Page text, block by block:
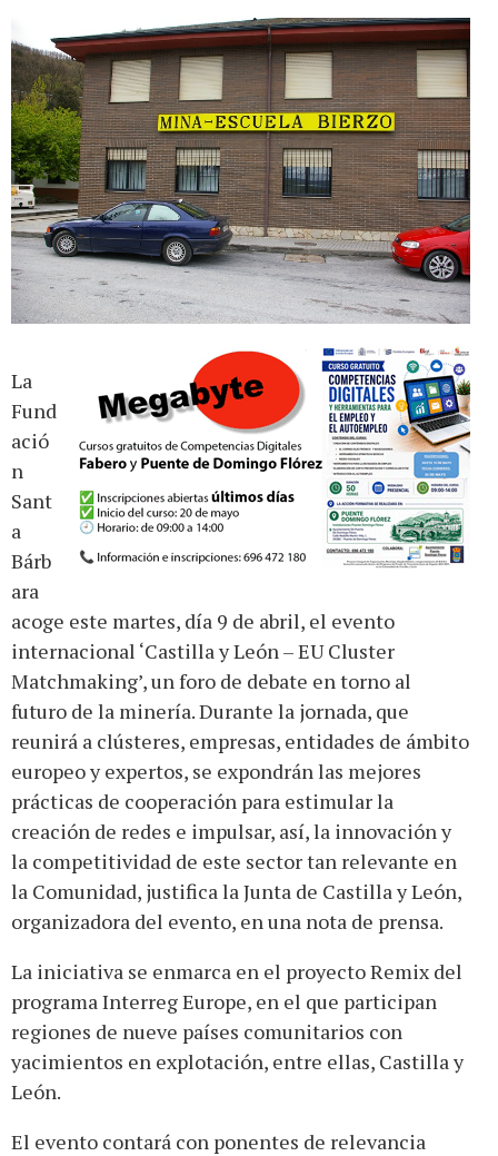
La
Fund
ació
n
Sant
a
Bárb
ara
acoge este martes, día 9 de abril, el evento
internacional ‘Castilla y León – EU Cluster
Matchmaking’, un foro de debate en torno al
futuro de la minería. Durante la jornada, que
reunirá a clústeres, empresas, entidades de ámbito
europeo y expertos, se expondrán las mejores
prácticas de cooperación para estimular la
creación de redes e impulsar, así, la innovación y
la competitividad de este sector tan relevante en
la Comunidad, justifica la Junta de Castilla y León,
organizadora del evento, en una nota de prensa.
La iniciativa se enmarca en el proyecto Remix del
programa Interreg Europe, en el que participan
regiones de nueve países comunitarios con
yacimientos en explotación, entre ellas, Castilla y
León.
El evento contará con ponentes de relevancia